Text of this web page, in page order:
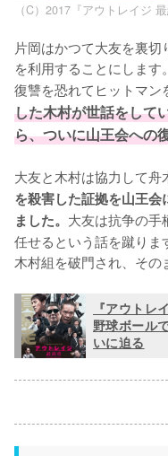
（C）2017『アウトレイジ
片岡はかつて大友を裏
を利用することにします
復讐を恐れてヒットマン
した木村が世話をして
ら、ついに山王会への
大友と木村は協力して舟
を殺害した証拠を山王
ました。 大友は抗争の手
任せるという話を蹴りま
木村組を破門され、その
『アウトレ
野球ボール
いに迫る